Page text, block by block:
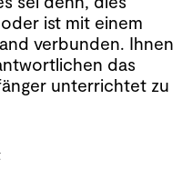
ist mit einem
verbunden. Ihnen
das
unterrichtet zu